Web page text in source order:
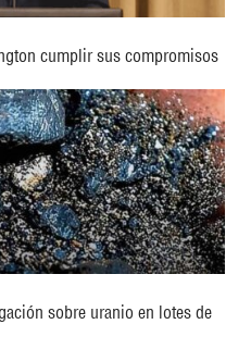
cumplir sus compromisos
sobre uranio en lotes de